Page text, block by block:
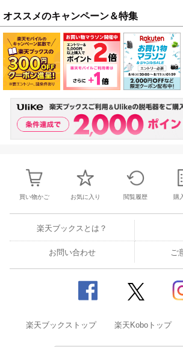
オススメのキャンペーン＆特集
買い物かご お気に入り 閲覧履歴 購
楽天ブックスとは？
お問い合わせ ご
楽天ブックストップ 楽天Koboトップ